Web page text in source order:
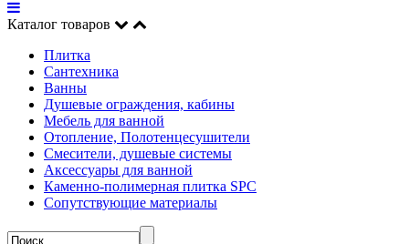
Каталог товаров
Плитка
Сантехника
Ванны
Душевые ограждения, кабины
Мебель для ванной
Отопление, Полотенцесушители
Смесители, душевые системы
Аксессуары для ванной
Каменно-полимерная плитка SPC
Сопутствующие материалы